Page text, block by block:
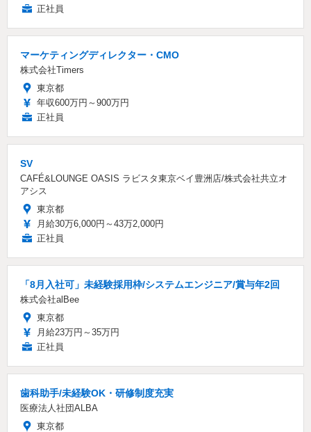
正社員
マーケティングディレクター・CMO
株式会社Timers
東京都
年収600万円～900万円
正社員
SV
CAFÉ&LOUNGE OASIS ラビスタ東京ベイ豊洲店/株式会社共立オ
アシス
東京都
月給30万6,000円～43万2,000円
正社員
「8月入社可」未経験採用枠/システムエンジニア/賞与年2回
株式会社alBee
東京都
月給23万円～35万円
正社員
歯科助手/未経験OK・研修制度充実
医療法人社団ALBA
東京都